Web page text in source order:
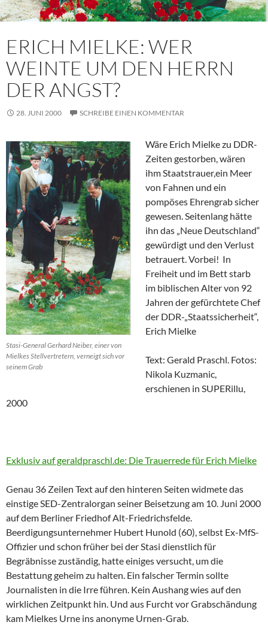
ERICH MIELKE: WER
WEINTE UM DEN HERRN
DER ANGST?
28. JUNI 2000 SCHREIBE EINEN KOMMENTAR
Stasi-General Gerhard Neiber, einer von
Mielkes Stellvertretern, verneigt sich vor
seinem Grab
Wäre Erich Mielke zu DDR-
Zeiten gestorben, wären
ihm Staatstrauer,ein Meer
von Fahnen und ein
pompöses Ehrengrab sicher
gewesen. Seitenlang hätte
ihn das „Neue Deutschland“
gewürdigt und den Verlust
betrauert. Vorbei! In
Freiheit und im Bett starb
im biblischen Alter von 92
Jahren der gefürchtete Chef
der DDR-„Staatssicherheit“,
Erich Mielke
Text: Gerald Praschl. Fotos:
Nikola Kuzmanic,
erschienen in SUPERillu,
2000
Exklusiv auf geraldpraschl.de: Die Trauerrede für Erich Mielke
Genau 36 Zeilen Text auf den hinteren Seiten widmete das
einstige SED-Zentralorgan seiner Beisetzung am 10. Juni 2000
auf dem Berliner Friedhof Alt-Friedrichsfelde.
Beerdigungsunternehmer Hubert Hunold (60), selbst Ex-MfS-
Offizier und schon früher bei der Stasi dienstlich für
Begräbnisse zuständig, hatte einiges versucht, um die
Bestattung geheim zu halten. Ein falscher Termin sollte
Journalisten in die Irre führen. Kein Aushang wies auf den
wirklichen Zeitpunkt hin. Und aus Furcht vor Grabschändung
kam Mielkes Urne ins anonyme Urnen-Grab.